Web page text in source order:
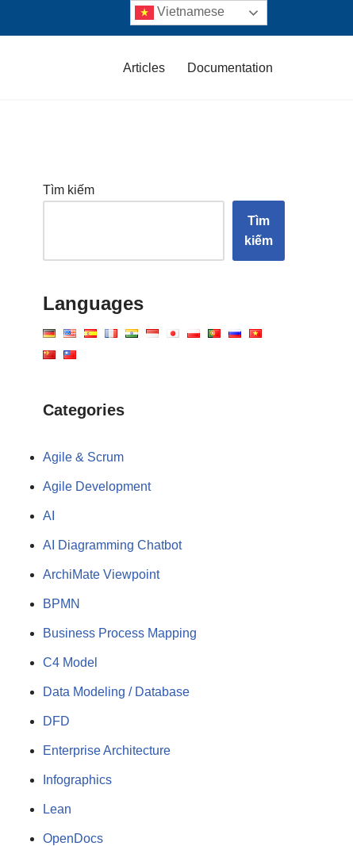
Articles Documentation
Tìm kiếm
Tìm
kiếm
Languages
Categories
Agile & Scrum
Agile Development
AI
AI Diagramming Chatbot
ArchiMate Viewpoint
BPMN
Business Process Mapping
C4 Model
Data Modeling / Database
DFD
Enterprise Architecture
Infographics
Lean
OpenDocs
Vietnamese